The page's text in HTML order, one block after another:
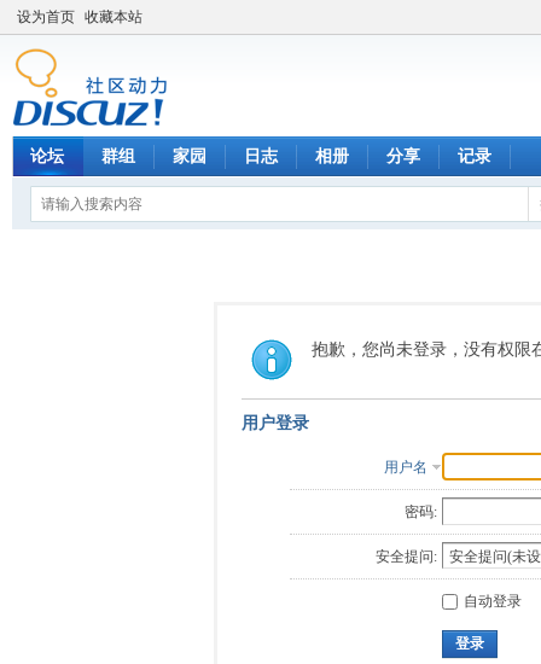
设为首页 收藏本站
论坛 群组 家园 日志 相册 分享 记录
抱歉，您尚未登录，没有权限
用户登录
用户名
密码:
安全提问:
自动登录
登录